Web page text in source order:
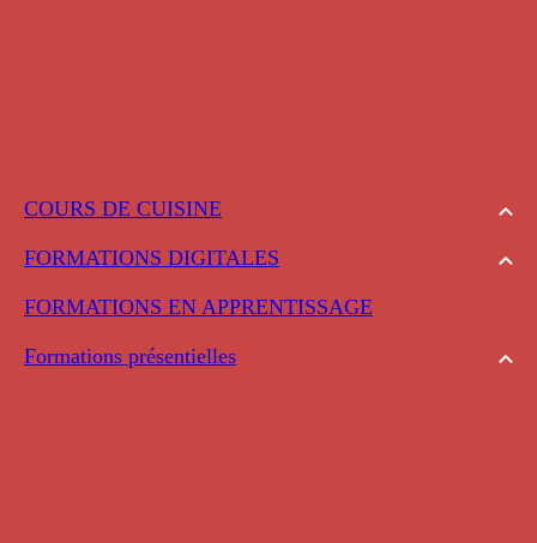
COURS DE CUISINE
FORMATIONS DIGITALES
FORMATIONS EN APPRENTISSAGE
Formations présentielles